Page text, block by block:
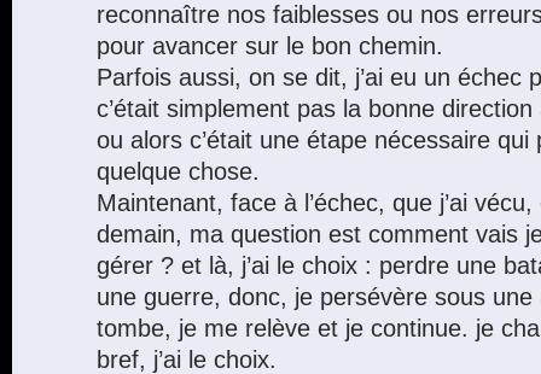
reconnaître nos faiblesses ou nos
pour avancer sur le bon chemin.
Parfois aussi, on se dit, j’ai eu un échec
c’était simplement pas la bonne
ou alors c’était une étape nécessaire qui
quelque chose.
Maintenant, face à l’échec, que j’ai
demain, ma question est comment vais
gérer ? et là, j’ai le choix : perdre une
une guerre, donc, je persévère sous
tombe, je me relève et je continue. je
bref, j’ai le choix.